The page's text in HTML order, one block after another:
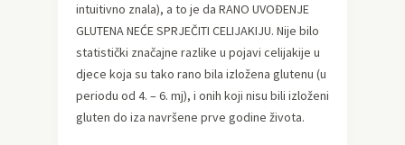
intuitivno znala), a to je da RANO UVOĐENJE
GLUTENA NEĆE SPRJEČITI CELIJAKIJU. Nije bilo
statistički značajne razlike u pojavi celijakije u
djece koja su tako rano bila izložena glutenu (u
periodu od 4. – 6. mj), i onih koji nisu bili izloženi
gluten do iza navršene prve godine života.